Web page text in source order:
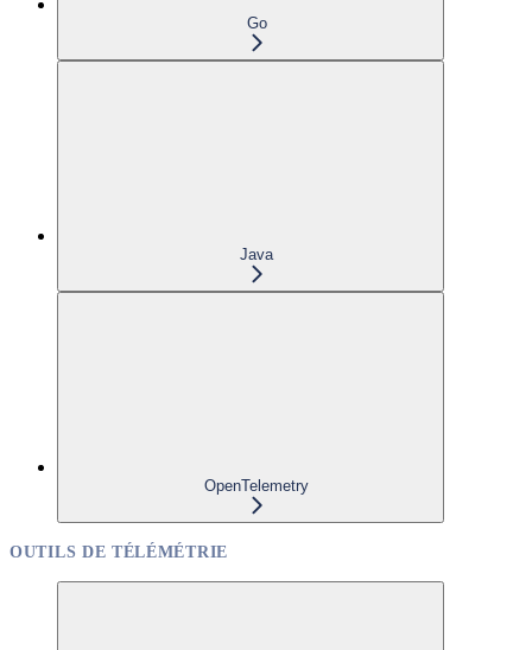
Go
Java
OpenTelemetry
OUTILS DE TÉLÉMÉTRIE